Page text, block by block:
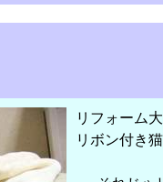
リフォーム
リボン付き